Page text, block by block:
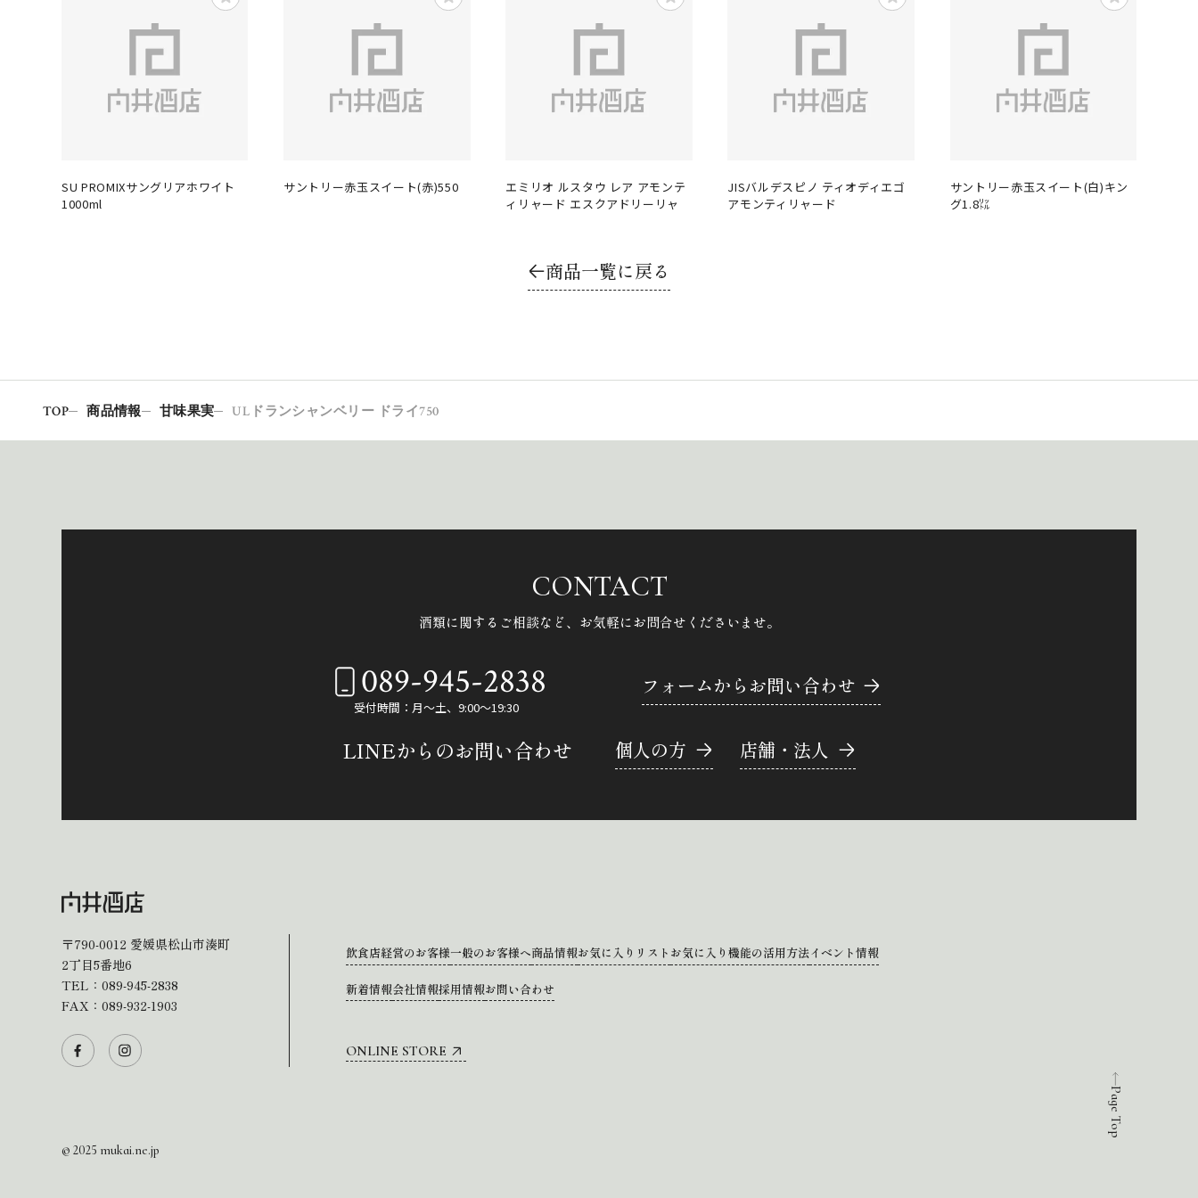
SU PROMIXサングリアホワイト
1000ml
サントリー赤玉スイート(赤)550
エミリオ ルスタウ レア アモンテ
ィリャード エスクアドリーリャ
JISバルデスピノ ティオディエゴ
アモンティリャード
サントリー赤玉スイート(白)キン
グ1.8㍑
商品一覧に戻る
TOP 商品情報 甘味果実 ULドランシャンベリー ドライ750
Page Top
CONTACT
酒類に関するご相談など、 お気軽にお問合せくださいませ。
089-945-2838
受付時間：月～土、9:00～19:30
フォームからお問い合わせ
LINEからのお問い合わせ 個人の方 店舗・法人
〒790-0012 愛媛県松山市湊町
2丁目5番地6
TEL： 089-945-2838
FAX：089-932-1903
飲食店経営のお客様一般のお客様へ商品情報お気に入りリスト お気に入り機能の活用方法イベント情報
新着情報会社情報採用情報お問い合わせ
ONLINE STORE
© 2025 mukai.ne.jp